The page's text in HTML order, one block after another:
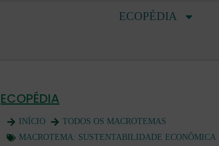
ECOPÉDIA
ECOPÉDIA
INÍCIO
TODOS OS MACROTEMAS
MACROTEMA: SUSTENTABILIDADE ECONÔMICA